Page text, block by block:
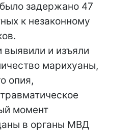
задержано 47
к незаконному
выявили и изъяли
марихуаны,
опия,
момент
в органы МВД